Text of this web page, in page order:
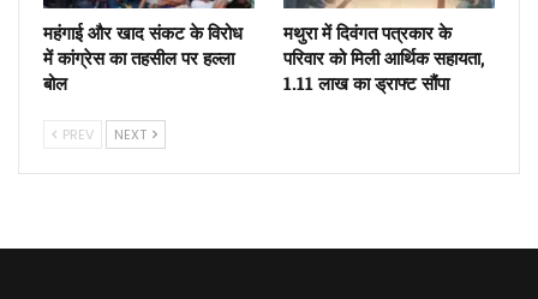
महंगाई और खाद संकट के विरोध
में कांग्रेस का तहसील पर हल्ला
बोल
मथुरा में दिवंगत पत्रकार के
परिवार को मिली आर्थिक सहायता,
1.11 लाख का ड्राफ्ट सौंपा
PREV NEXT